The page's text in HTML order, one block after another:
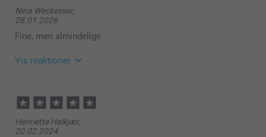
Nina Weckesser,
28.01.2026
Fine, men almindelige
Vis reaktioner
08:53
Hej Nina
Tak for din anmeldelse 😊
Henriette Halkjær,
20.02.2024